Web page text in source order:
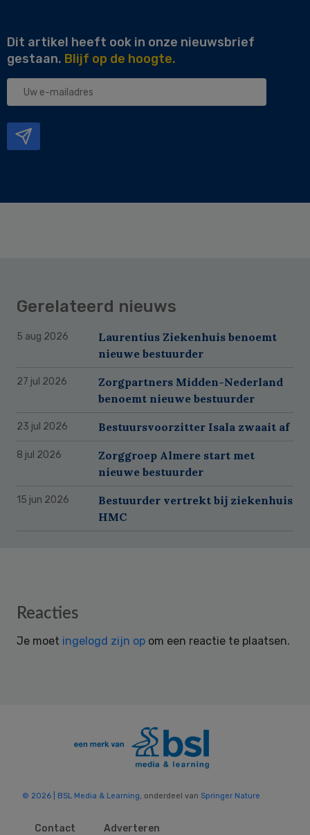
Dit artikel heeft ook in onze nieuwsbrief
gestaan. Blijf op de hoogte.
Uw
Gerelateerd nieuws
5 aug 2026
Laurentius Ziekenhuis benoemt
nieuwe bestuurder
27 jul 2026
Zorgpartners Midden-Nederland
benoemt nieuwe bestuurder
23 jul 2026 Bestuursvoorzitter Isala zwaait af
8 jul 2026
Zorggroep Almere start met
nieuwe bestuurder
15 jun 2026
Bestuurder vertrekt bij ziekenhuis
HMC
Reader
Reacties
Je moet ingelogd zijn op om een reactie te plaatsen.
© 2026 | BSL Media & Learning, onderdeel van Springer Nature
Contact Adverteren